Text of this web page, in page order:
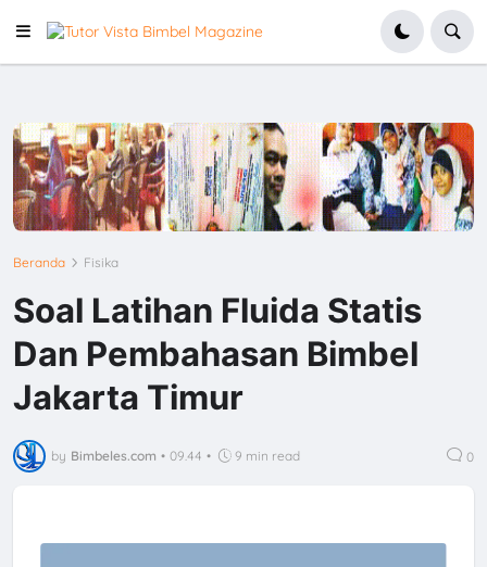
Beranda Fisika
Soal Latihan Fluida Statis
Dan Pembahasan Bimbel
Jakarta Timur
by Bimbeles.com • 09.44 • 9 min read 0